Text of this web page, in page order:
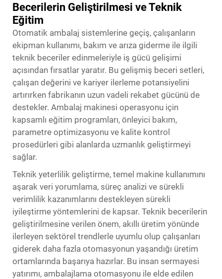
Becerilerin Geliştirilmesi ve Teknik
Eğitim
Otomatik ambalaj sistemlerine geçiş, çalışanların
ekipman kullanımı, bakım ve arıza giderme ile ilgili
teknik beceriler edinmeleriyle iş gücü gelişimi
açısından fırsatlar yaratır. Bu gelişmiş beceri setleri,
çalışan değerini ve kariyer ilerleme potansiyelini
artırırken fabrikanın uzun vadeli rekabet gücünü de
destekler. Ambalaj makinesi operasyonu için
kapsamlı eğitim programları, önleyici bakım,
parametre optimizasyonu ve kalite kontrol
prosedürleri gibi alanlarda uzmanlık geliştirmeyi
sağlar.
Teknik yeterlilik geliştirme, temel makine kullanımını
aşarak veri yorumlama, süreç analizi ve sürekli
verimlilik kazanımlarını destekleyen sürekli
iyileştirme yöntemlerini de kapsar. Teknik becerilerin
geliştirilmesine verilen önem, akıllı üretim yönünde
ilerleyen sektörel trendlerle uyumlu olup çalışanları
giderek daha fazla otomasyonun yaşandığı üretim
ortamlarında başarıya hazırlar. Bu insan sermayesi
yatırımı, ambalajlama otomasyonu ile elde edilen